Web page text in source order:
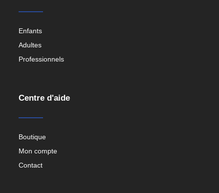
Enfants
Adultes
Professionnels
Centre d'aide
Boutique
Mon compte
Contact